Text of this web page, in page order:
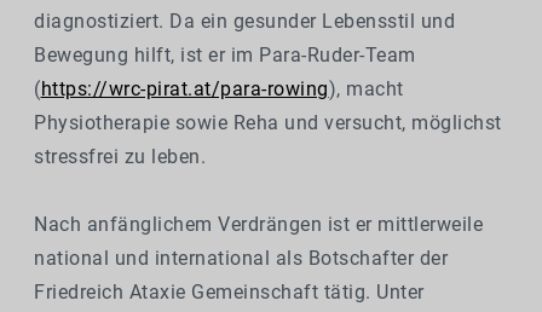
diagnostiziert. Da ein gesunder Lebensstil und
Bewegung hilft, ist er im Para-Ruder-Team
(https://wrc-pirat.at/para-rowing), macht
Physiotherapie sowie Reha und versucht, möglichst
stressfrei zu leben.
Nach anfänglichem Verdrängen ist er mittlerweile
national und international als Botschafter der
Friedreich Ataxie Gemeinschaft tätig. Unter